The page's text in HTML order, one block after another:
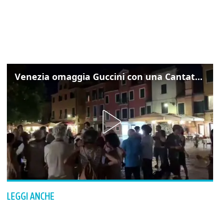
Venezia omaggia Guccini con una Cantata Anarchica in campo Santa Margherita
LEGGI ANCHE